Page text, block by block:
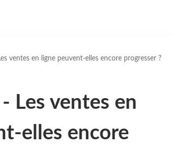
ventes en ligne peuvent-elles encore progresser ?
Les ventes en
elles encore